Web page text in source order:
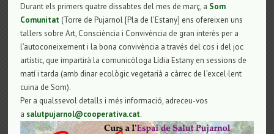
Durant els primers quatre dissabtes del mes de març, a Som
Comunitat (Torre de Pujarnol [Pla de l’Estany] ens ofereixen uns
tallers sobre Art, Consciència i Convivència de gran interès per a
l’autoconeixement i la bona convivència a través del cos i del joc
artístic, que impartirà la comunicòloga Lídia Estany en sessions de
matí i tarda (amb dinar ecològic vegetarià a càrrec de l’excel·lent
cuina de Som).
Per a qualssevol detalls i més informació, adreceu-vos
a salutpujarnol@cooperativa.cat.